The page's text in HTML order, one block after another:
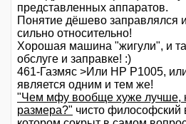
представленных аппаратов.
Понятие дёшево заправлялся
сильно относительно!
Хорошая машина "жигули", и
обслуге и заправке! :)
461-Газмяс >Или HP P1005,
является одним и тем же!
"Чем мфу вообще хуже лучше,
размера?" чисто философский